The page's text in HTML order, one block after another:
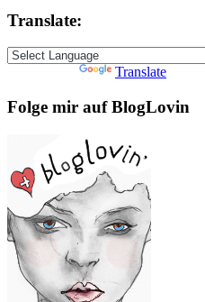
Translate:
Translate
Folge mir auf BlogLovin